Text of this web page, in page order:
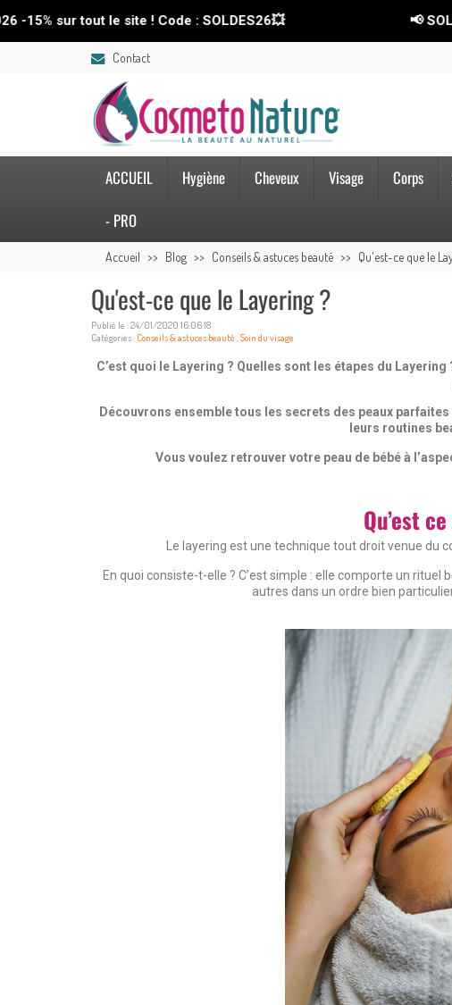
le site ! Code : SOLDES26💥 📢 SOLDES 2026-
Contact
ACCUEIL Hygiène Cheveux Visage Corps
- PRO
Accueil Blog Conseils & astuces beauté Qu'est-ce que le
Qu'est-ce que le Layering ?
Publié le : 24/01/2020 16:06:18
Catégories : Conseils & astuces beauté ,Soin du visage
C’est quoi le Layering ? Quelles sont les étapes du
Découvrons ensemble tous les secrets des peaux
leurs routines
Vous voulez retrouver votre peau de bébé à
Qu’est
Le layering est une technique tout droit venue du
En quoi consiste-t-elle ? C’est simple : elle comporte un
autres dans un ordre bien